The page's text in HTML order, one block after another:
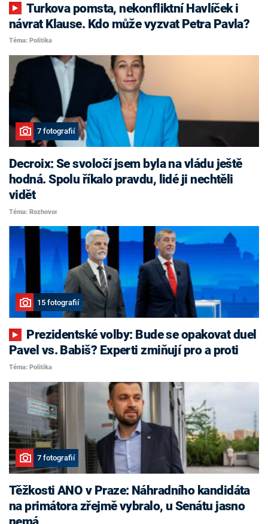
Turkova pomsta, nekonfliktní Havlíček i
návrat Klause. Kdo může vyzvat Petra Pavla?
Téma: Politika
7 fotografií
Decroix: Se svoločí jsem byla na vládu ještě
hodná. Spolu říkalo pravdu, lidé ji nechtěli
vidět
Téma: Rozhovor
15 fotografií
Pavel vs. Babiš? Experti zmiňují pro a proti
Téma: Politika
7 fotografií
Těžkosti ANO v Praze: Náhradního kandidáta
na primátora zřejmě vybralo, u Senátu jasno